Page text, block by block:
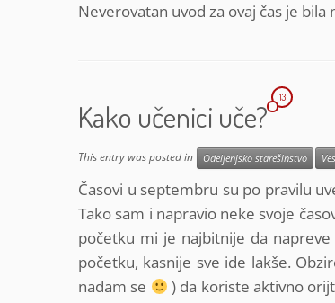
Neverovatan uvod za ovaj čas je
Kako učenici uče?
13
This entry was posted in Odeljenjsko starešinstvo
Časovi u septembru su po pravilu
Tako sam i napravio neke svoje
početku mi je najbitnije da
početku, kasnije sve ide lakše.
nadam se
) da koriste aktivno